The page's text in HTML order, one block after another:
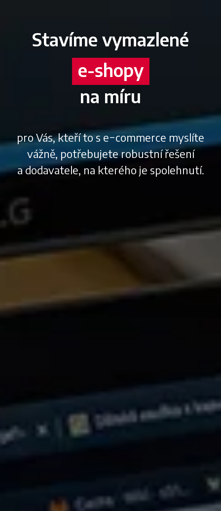
Stavíme vymazlené
e-shopy
aplikace
weby
na míru
pro Vás, kteří to s e−commerce myslíte
vážně, potřebujete robustní řešení
a dodavatele, na kterého je spolehnutí.